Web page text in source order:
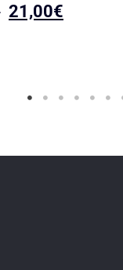
21,00€